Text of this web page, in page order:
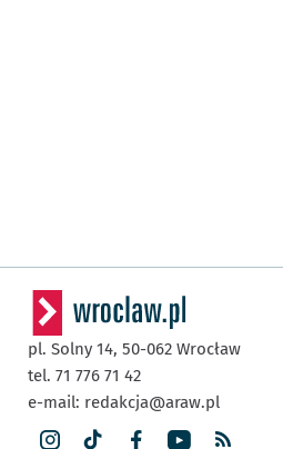
pl. Solny 14, 50-062 Wrocław
tel. 71 776 71 42
e-mail: redakcja@araw.pl